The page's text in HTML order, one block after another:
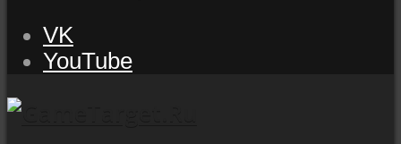
VK
YouTube